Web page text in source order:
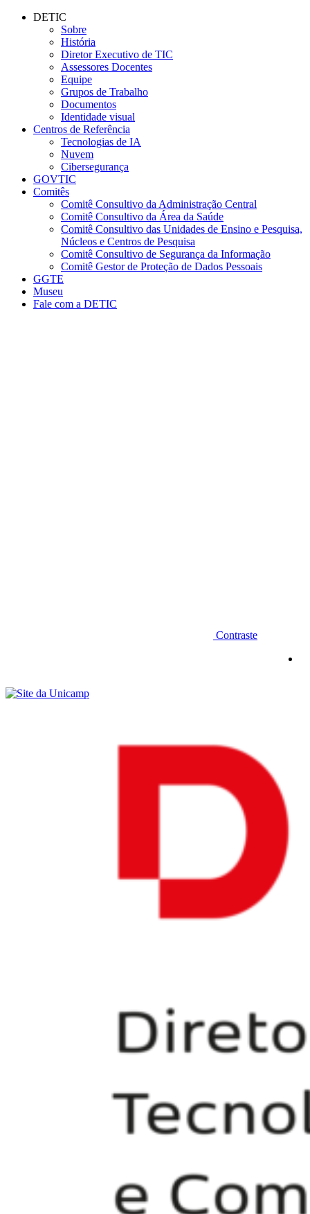
Conteúdo principal
DETIC
Sobre
História
Diretor Executivo de TIC
Assessores Docentes
Equipe
Grupos de Trabalho
Documentos
Identidade visual
Centros de Referência
Tecnologias de IA
Nuvem
Cibersegurança
GOVTIC
Comitês
Comitê Consultivo da Administração Central
Comitê Consultivo da Área da Saúde
Comitê Consultivo das Unidades de Ensino e Pesquisa,
Núcleos e Centros de Pesquisa
Comitê Consultivo de Segurança da Informação
Comitê Gestor de Proteção de Dados Pessoais
GGTE
Museu
Fale com a DETIC
Contraste